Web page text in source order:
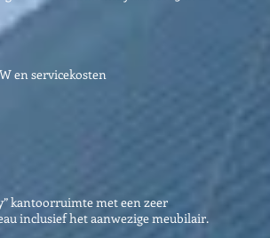
en servicekosten
kantoorruimte met een zeer
inclusief het aanwezige meubilair.